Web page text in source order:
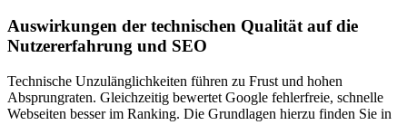
Auswirkungen der technischen Qualität auf die
Nutzererfahrung und SEO
Technische Unzulänglichkeiten führen zu Frust und hohen
Absprungraten. Gleichzeitig bewertet Google fehlerfreie, schnelle
Webseiten besser im Ranking. Die Grundlagen hierzu finden Sie in